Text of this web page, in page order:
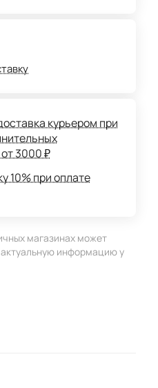
курьером при
3000 ₽
10% при оплате
магазинах может
актуальную информацию у